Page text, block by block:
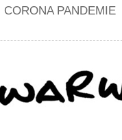
CORONA PANDEMIE